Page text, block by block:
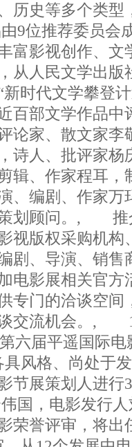
历史等多个类型
位推荐委员会
富影视创作、文
从人民文学出版
时代文学攀登
近百部文学作
论家、散文家李
诗人、批评家杨
辑、作家程耳，
、编剧、作家万
策划顾问。, 推
视版权采购机构
剧、导演、销售
电影展相关官方
专门的洽谈空间
谈交流机会。,
届平遥国际电
风格、尚处于
节展策划人进行
，电影发行人
荣誉评审，将出